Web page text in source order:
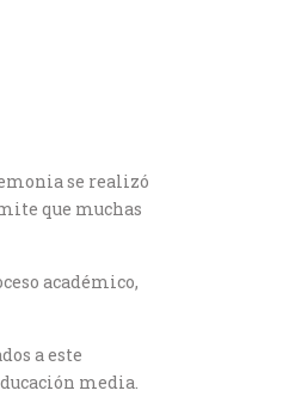
se realizó
que muchas
académico,
a este
media.